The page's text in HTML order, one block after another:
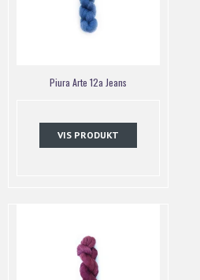
Piura Arte 12a Jeans
VIS PRODUKT